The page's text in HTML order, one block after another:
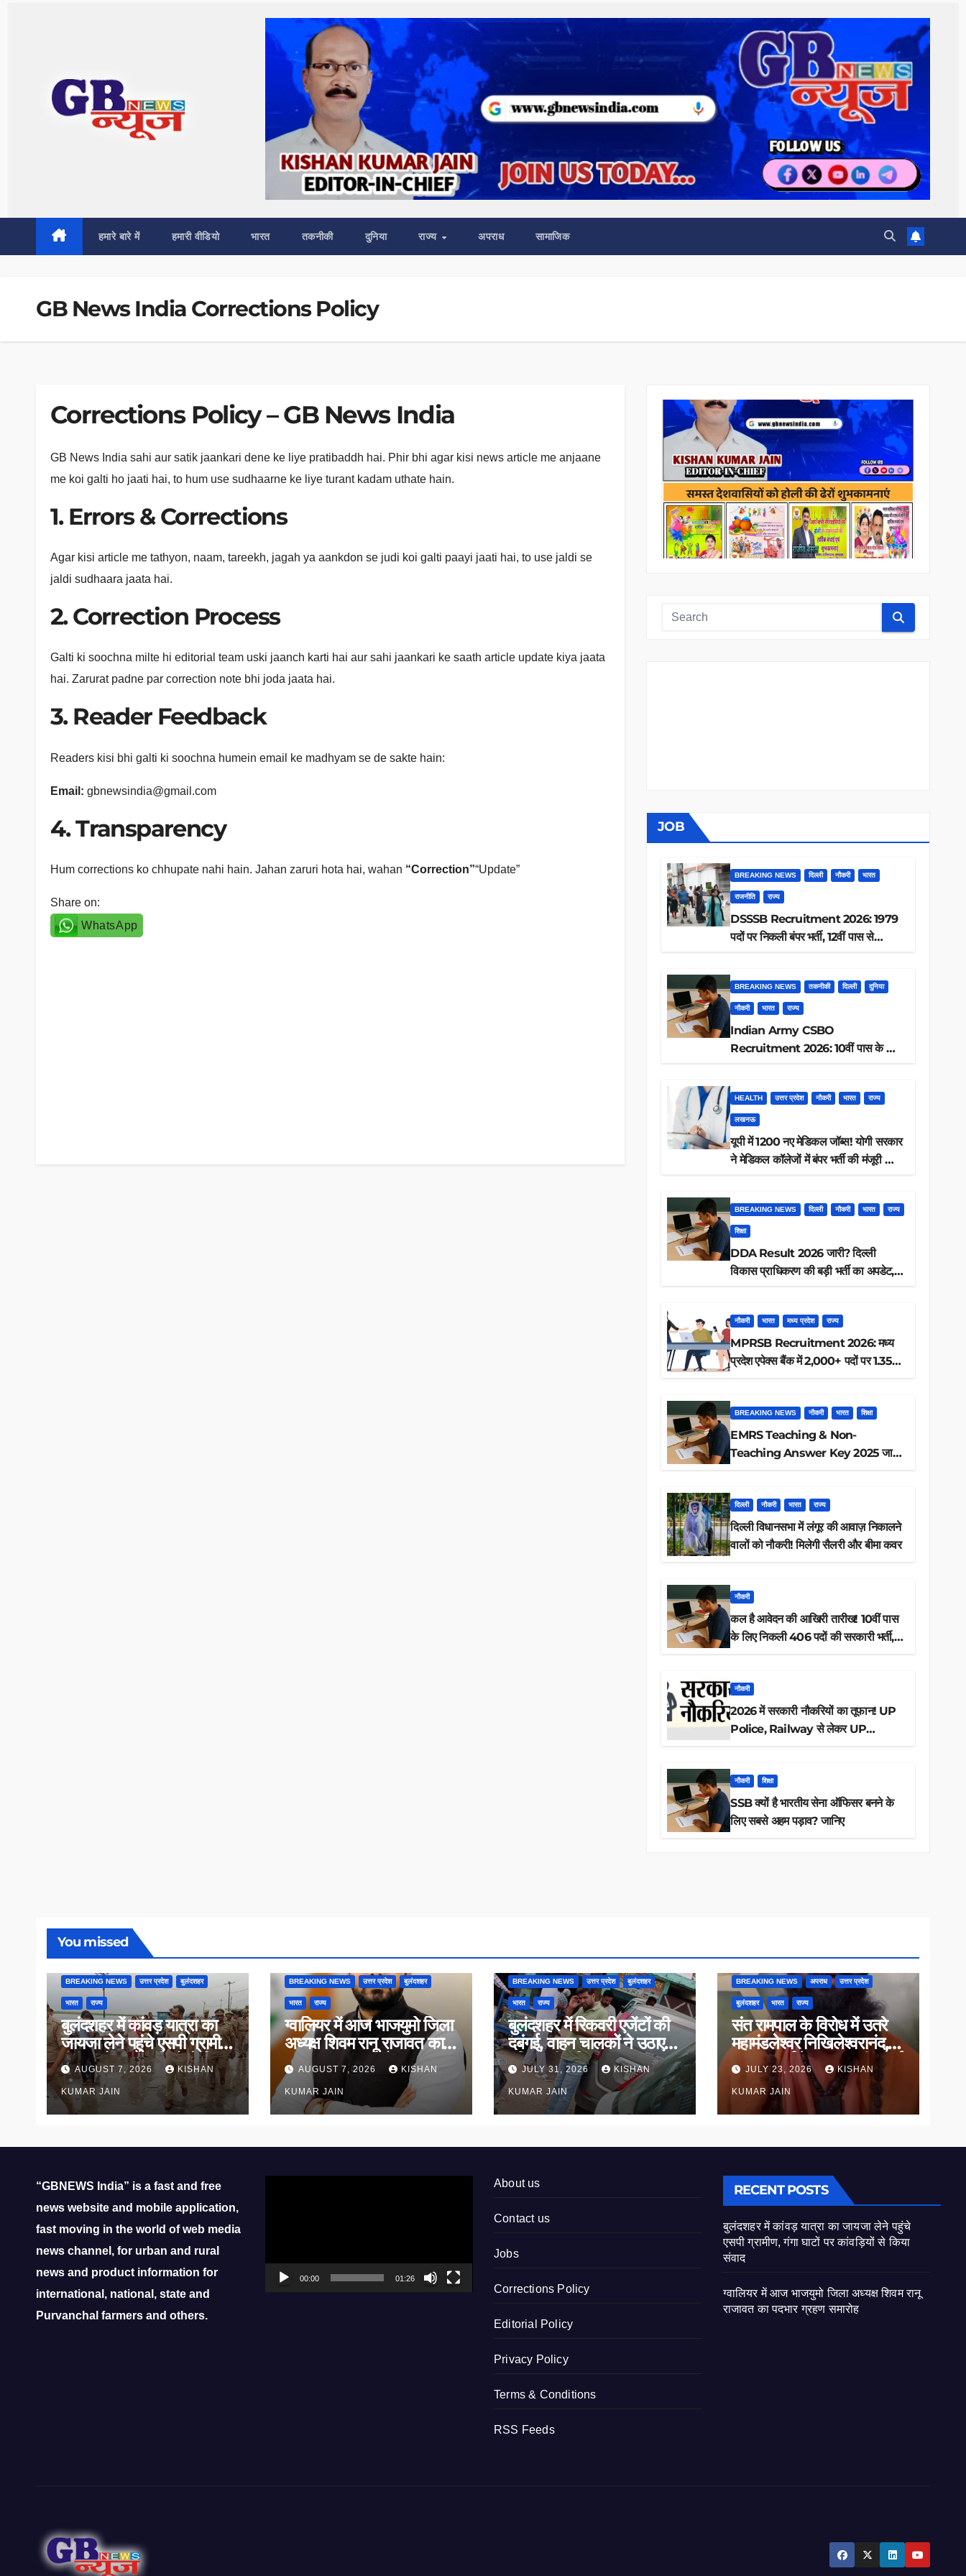
हमारे बारे में हमारी वीडियो भारत तकनीकी दुनिया राज्य अपराध सामाजिक
GB News India Corrections Policy
Corrections Policy – GB News India
GB News India sahi aur satik jaankari dene ke liye pratibaddh hai. Phir bhi agar kisi news article me anjaane
me koi galti ho jaati hai, to hum use sudhaarne ke liye turant kadam uthate hain.
1. Errors & Corrections
Agar kisi article me tathyon, naam, tareekh, jagah ya aankdon se judi koi galti paayi jaati hai, to use jaldi se
jaldi sudhaara jaata hai.
2. Correction Process
Galti ki soochna milte hi editorial team uski jaanch karti hai aur sahi jaankari ke saath article update kiya jaata
hai. Zarurat padne par correction note bhi joda jaata hai.
3. Reader Feedback
Readers kisi bhi galti ki soochna humein email ke madhyam se de sakte hain:
Email: gbnewsindia@gmail.com
4. Transparency
Hum corrections ko chhupate nahi hain. Jahan zaruri hota hai, wahan “Correction”“Update”
Share on:
WhatsApp
JOB
BREAKING NEWS दिल्ली नौकरी भारत
राजनीति राज्य
DSSSB Recruitment 2026: 1979
पदों पर निकली बंपर भर्ती, 12वीं पास से
BREAKING NEWS तकनीकी दिल्ली दुनिया
नौकरी भारत राज्य
Indian Army CSBO
Recruitment 2026: 10वीं पास के लिए
HEALTH उत्तर प्रदेश नौकरी भारत राज्य
लखनऊ
यूपी में 1200 नए मेडिकल जॉब्स! योगी सरकार
ने मेडिकल कॉलेजों में बंपर भर्ती की मंजूरी —
BREAKING NEWS दिल्ली नौकरी भारत राज्य
शिक्षा
DDA Result 2026 जारी? दिल्ली
विकास प्राधिकरण की बड़ी भर्ती का अपडेट,
नौकरी भारत मध्य प्रदेश राज्य
MPRSB Recruitment 2026: मध्य
प्रदेश एपेक्स बैंक में 2,000+ पदों पर 1.35
BREAKING NEWS नौकरी भारत शिक्षा
EMRS Teaching & Non-
Teaching Answer Key 2025 जारी,
दिल्ली नौकरी भारत राज्य
दिल्ली विधानसभा में लंगूर की आवाज़ निकालने
वालों को नौकरी! मिलेगी सैलरी और बीमा कवर
नौकरी
कल है आवेदन की आखिरी तारीख! 10वीं पास
के लिए निकली 406 पदों की सरकारी भर्ती,
नौकरी
2026 में सरकारी नौकरियों का तूफान! UP
Police, Railway से लेकर UP
नौकरी शिक्षा
SSB क्यों है भारतीय सेना ऑफिसर बनने के
लिए सबसे अहम पड़ाव? जानिए
You missed
BREAKING NEWS उत्तर प्रदेश बुलंदशहर
भारत राज्य
बुलंदशहर में कांवड़ यात्रा का
जायजा लेने पहुंचे एसपी ग्रामीण,
गंगा घाटों पर कांवड़ियों से किया
संवाद
AUGUST 7, 2026 KISHAN
KUMAR JAIN
BREAKING NEWS उत्तर प्रदेश बुलंदशहर
भारत राज्य
ग्वालियर में आज भाजयुमो जिला
अध्यक्ष शिवम रानू राजावत का
पदभार ग्रहण समारोह
AUGUST 7, 2026 KISHAN
KUMAR JAIN
BREAKING NEWS उत्तर प्रदेश बुलंदशहर
भारत राज्य
बुलंदशहर में रिकवरी एजेंटों की
दबंगई, वाहन चालकों ने उठाए
पुलिस की भूमिका पर सवाल
JULY 31, 2026 KISHAN
KUMAR JAIN
BREAKING NEWS अपराध उत्तर प्रदेश
बुलंदशहर भारत राज्य
संत रामपाल के विरोध में उतरे
महामंडलेश्वर निखिलेश्वरानंद,
सनातन धर्म के सम्मान की उठाई
मांगJULY 23, 2026 KISHAN
KUMAR JAIN
“GBNEWS India” is a fast and free
news website and mobile application,
fast moving in the world of web media
news channel, for urban and rural
news and product information for
international, national, state and
Purvanchal farmers and others.
00:00 01:26
About us
Contact us
Jobs
Corrections Policy
Editorial Policy
Privacy Policy
Terms & Conditions
RSS Feeds
RECENT POSTS
बुलंदशहर में कांवड़ यात्रा का जायजा लेने पहुंचे
एसपी ग्रामीण, गंगा घाटों पर कांवड़ियों से किया
संवाद
ग्वालियर में आज भाजयुमो जिला अध्यक्ष शिवम रानू
राजावत का पदभार ग्रहण समारोह